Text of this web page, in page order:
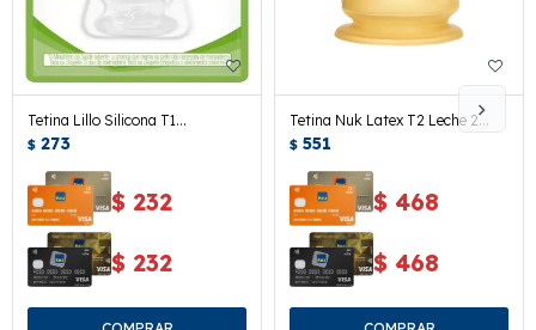
Tetina Lillo Silicona T1
Anatomica 2 Uds.
$ 273
$ 232
$ 232
Tetina Nuk Latex T2 Leche 2
Uds.
$ 551
$ 468
$ 468